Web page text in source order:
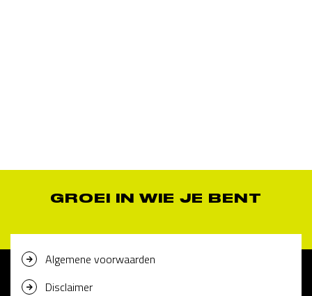
GROEI IN WIE JE BENT
Algemene voorwaarden
Disclaimer